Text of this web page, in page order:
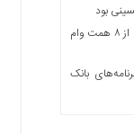
بود
در چهار ماه نخست ۱۴۰۵ رقم خورد؛ پرداخت بیش از ۸ همت وام
بانک